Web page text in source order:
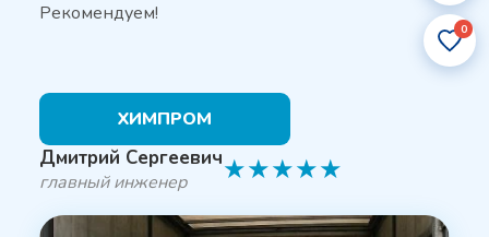
0
Рекомендуем!
ХИМПРОМ
Дмитрий Сергеевич
главный инженер ★★★★★